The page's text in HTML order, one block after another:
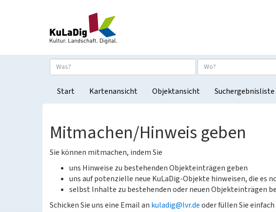
Start Kartenansicht Objektansicht Suchergebnisliste
Mitmachen/Hinweis geben
Sie können mitmachen, indem Sie
uns Hinweise zu bestehenden Objekteinträgen geben
uns auf potenzielle neue KuLaDig-Objekte hinweisen, die es
selbst Inhalte zu bestehenden oder neuen Objekteinträgen
Schicken Sie uns eine Email an kuladig@lvr.deoder füllen Sie